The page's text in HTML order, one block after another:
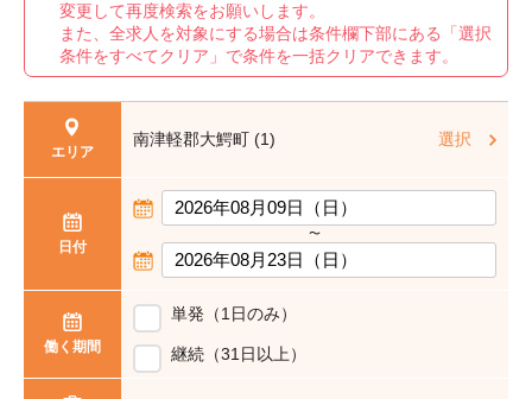
変更して再度検索をお願いします。
また、全求人を対象にする場合は条件欄下部にある「選択
条件をすべてクリア」で条件を一括クリアできます。
エリア
南津軽郡大鰐町 (1) 選択
日付
〜
働く期間
単発（1日のみ）
継続（31日以上）